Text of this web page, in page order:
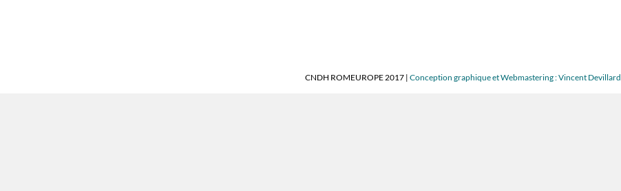
CNDH ROMEUROPE 2017 | Conception graphique et Webmastering : Vincent Devillard